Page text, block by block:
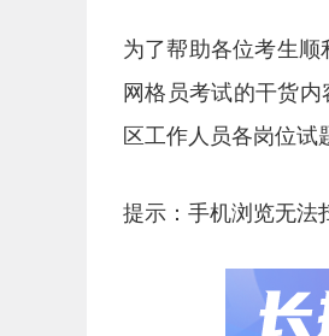
为了帮助各位考生
网格员考试的干货
区工作人员各岗位试
提示：手机浏览无法